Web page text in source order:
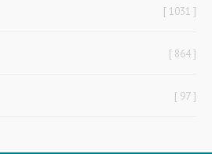
1031
864
97